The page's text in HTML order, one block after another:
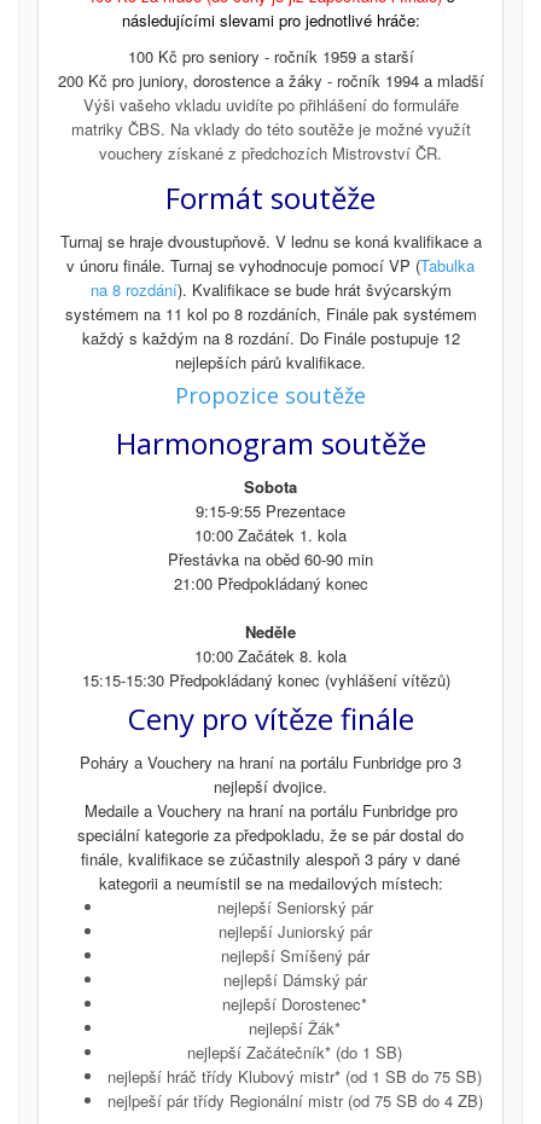
následujícími slevami pro jednotlivé hráče:
100 Kč pro seniory - ročník 1959 a starší
200 Kč pro juniory, dorostence a žáky - ročník 1994 a mladší
Výši vašeho vkladu uvidíte po přihlášení do formuláře
matriky ČBS. Na vklady do této soutěže je možné využít
vouchery získané z předchozích Mistrovství ČR.
Formát soutěže
Turnaj se hraje dvoustupňově. V lednu se koná kvalifikace a
v únoru finále. Turnaj se vyhodnocuje pomocí VP (Tabulka
na 8 rozdání). Kvalifikace se bude hrát švýcarským
systémem na 11 kol po 8 rozdáních, Finále pak systémem
každý s každým na 8 rozdání. Do Finále postupuje 12
nejlepších párů kvalifikace.
Propozice soutěže
Harmonogram soutěže
Sobota
9:15-9:55 Prezentace
10:00 Začátek 1. kola
Přestávka na oběd 60-90 min
21:00 Předpokládaný konec
Neděle
10:00 Začátek 8. kola
15:15-15:30 Předpokládaný konec (vyhlášení vítězů)
Ceny pro vítěze finále
Poháry a Vouchery na hraní na portálu Funbridge pro 3
nejlepší dvojice.
Medaile a Vouchery na hraní na portálu Funbridge pro
speciální kategorie za předpokladu, že se pár dostal do
finále, kvalifikace se zúčastnily alespoň 3 páry v dané
kategorii a neumístil se na medailových místech:
nejlepší Seniorský pár
nejlepší Juniorský pár
nejlepší Smíšený pár
nejlepší Dámský pár
nejlepší Dorostenec*
nejlepší Žák*
nejlepší Začátečník* (do 1 SB)
nejlepší hráč třídy Klubový mistr* (od 1 SB do 75 SB)
nejlpeší pár třídy Regionální mistr (od 75 SB do 4 ZB)